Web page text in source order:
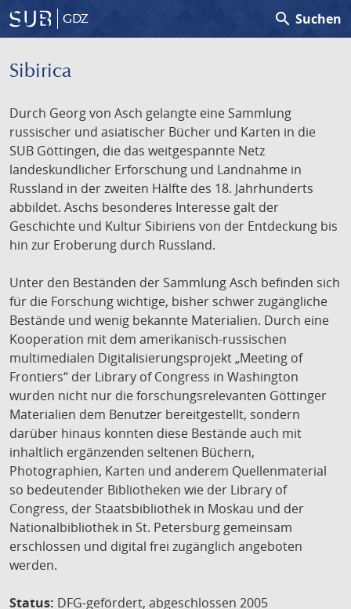
GDZ search Suchen
Sibirica
Durch Georg von Asch gelangte eine Sammlung
russischer und asiatischer Bücher und Karten in die
SUB Göttingen, die das weitgespannte Netz
landeskundlicher Erforschung und Landnahme in
Russland in der zweiten Hälfte des 18. Jahrhunderts
abbildet. Aschs besonderes Interesse galt der
Geschichte und Kultur Sibiriens von der Entdeckung bis
hin zur Eroberung durch Russland.
Unter den Beständen der Sammlung Asch befinden sich
für die Forschung wichtige, bisher schwer zugängliche
Bestände und wenig bekannte Materialien. Durch eine
Kooperation mit dem amerikanisch-russischen
multimedialen Digitalisierungsprojekt „Meeting of
Frontiers“ der Library of Congress in Washington
wurden nicht nur die forschungsrelevanten Göttinger
Materialien dem Benutzer bereitgestellt, sondern
darüber hinaus konnten diese Bestände auch mit
inhaltlich ergänzenden seltenen Büchern,
Photographien, Karten und anderem Quellenmaterial
so bedeutender Bibliotheken wie der Library of
Congress, der Staatsbibliothek in Moskau und der
Nationalbibliothek in St. Petersburg gemeinsam
erschlossen und digital frei zugänglich angeboten
werden.
Status: DFG-gefördert, abgeschlossen 2005